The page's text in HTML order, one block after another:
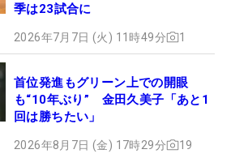
季は23試合に
2026年7月7日 (火) 11時49分 1
首位発進もグリーン上での開眼
も“10年ぶり” 金田久美子「あと1
回は勝ちたい」
2026年8月7日 (金) 17時29分 19